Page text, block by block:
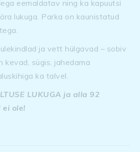
eemaldatav ning ka kapuutsi
lukuga. Parka on kaunistatud
ja vett hülgavad – sobiv
kevad, sügis, jahedama
ka talvel.
LUKUGA ja alla 92
ole!